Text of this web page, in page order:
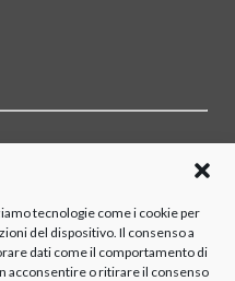
tecnologie come i cookie per
del dispositivo. Il consenso a
dati come il comportamento di
acconsentire o ritirare il consenso